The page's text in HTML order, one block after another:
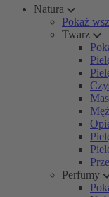
Natura
Pokaż
Twarz
Perfumy